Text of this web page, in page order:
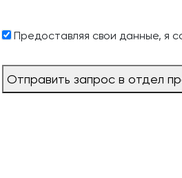
Предоставляя свои данные, я
Отправить запрос в отдел